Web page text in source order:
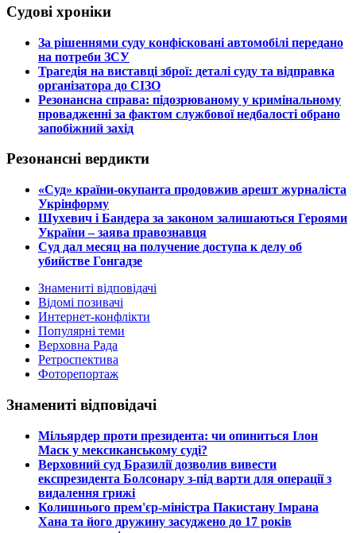
Судові хроніки
​За рішеннями суду конфісковані автомобілі передано
на потреби ЗСУ
​Трагедія на виставці зброї: деталі суду та відправка
організатора до СІЗО
​Резонансна справа: підозрюваному у кримінальному
провадженні за фактом службової недбалості обрано
запобіжний захід
Резонансні вердикти
​«Суд» країни-окупанта продовжив арешт журналіста
Укрінформу
Шухевич і Бандера за законом залишаються Героями
України – заява правознавця
Суд дал месяц на получение доступа к делу об
убийстве Гонгадзе
Знамениті відповідачі
Відомі позивачі
Интернет-конфлікти
Популярні теми
Верховна Рада
Ретроспектива
Фоторепортаж
Знамениті відповідачі
​Мільярдер проти президента: чи опиниться Ілон
Маск у мексиканському суді?
​Верховний суд Бразилії дозволив вивести
експрезидента Болсонару з-під варти для операції з
видалення грижі
​Колишнього прем'єр-міністра Пакистану Імрана
Хана та його дружину засуджено до 17 років